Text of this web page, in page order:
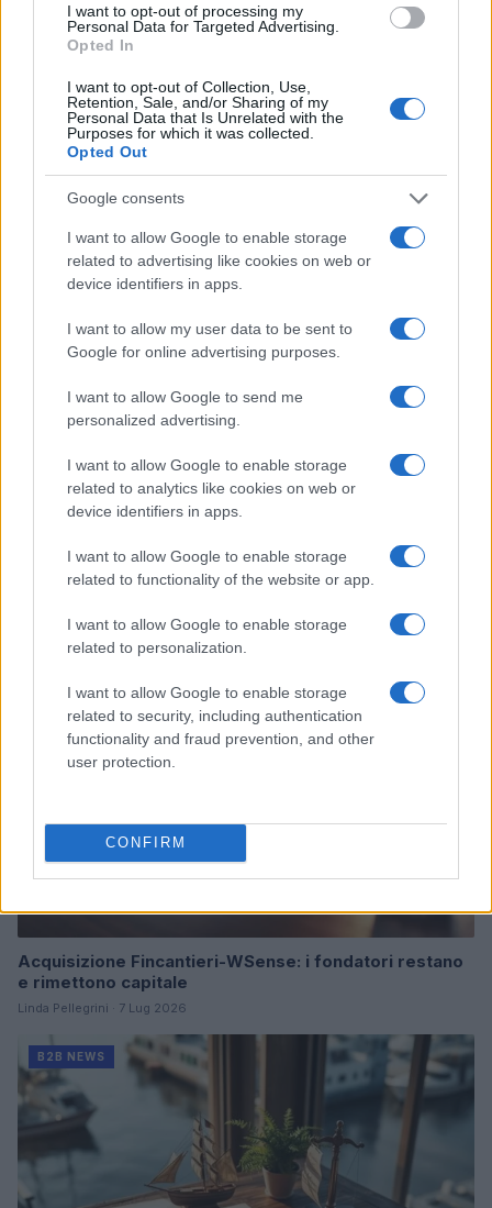
I want to opt-out of processing my
Personal Data for Targeted Advertising.
Opted In
I want to opt-out of Collection, Use,
Retention, Sale, and/or Sharing of my
Personal Data that Is Unrelated with the
Purposes for which it was collected.
Opted Out
Google consents
I want to allow Google to enable storage
related to advertising like cookies on web or
device identifiers in apps.
I want to allow my user data to be sent to
Google for online advertising purposes.
I want to allow Google to send me
personalized advertising.
I want to allow Google to enable storage
related to analytics like cookies on web or
device identifiers in apps.
I want to allow Google to enable storage
related to functionality of the website or app.
I want to allow Google to enable storage
related to personalization.
I want to allow Google to enable storage
related to security, including authentication
functionality and fraud prevention, and other
user protection.
CONFIRM
Continua a leggere
B2B NEWS
Ripensare le tecnologie umanitarie oltre i criteri dei
donatori
B2B NEWS
Acquisizione Fincantieri-WSense: i fondatori restano
e rimettono capitale
Linda Pellegrini · 7 Lug 2026
B2B NEWS